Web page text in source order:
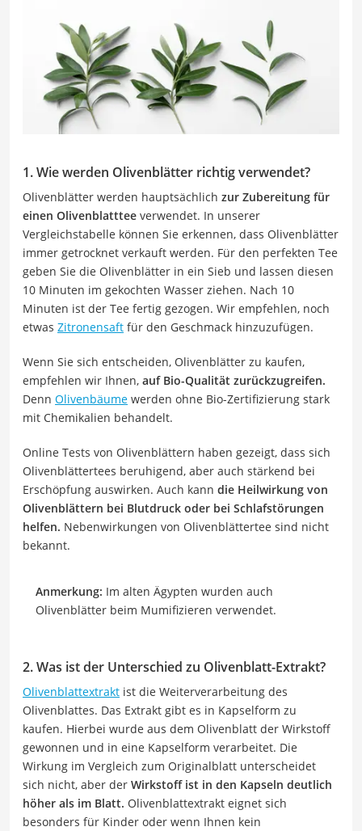
1. Wie werden Olivenblätter richtig verwendet?
Olivenblätter werden hauptsächlich zur Zubereitung für
einen Olivenblatttee verwendet. In unserer
Vergleichstabelle können Sie erkennen, dass Olivenblätter
immer getrocknet verkauft werden. Für den perfekten Tee
geben Sie die Olivenblätter in ein Sieb und lassen diesen
10 Minuten im gekochten Wasser ziehen. Nach 10
Minuten ist der Tee fertig gezogen. Wir empfehlen, noch
etwas Zitronensaft für den Geschmack hinzuzufügen.
Wenn Sie sich entscheiden, Olivenblätter zu kaufen,
empfehlen wir Ihnen, auf Bio-Qualität zurückzugreifen.
Denn Olivenbäume werden ohne Bio-Zertifizierung stark
mit Chemikalien behandelt.
Online Tests von Olivenblättern haben gezeigt, dass sich
Olivenblättertees beruhigend, aber auch stärkend bei
Erschöpfung auswirken. Auch kann die Heilwirkung von
Olivenblättern bei Blutdruck oder bei Schlafstörungen
helfen. Nebenwirkungen von Olivenblättertee sind nicht
bekannt.
Anmerkung: Im alten Ägypten wurden auch
Olivenblätter beim Mumifizieren verwendet.
2. Was ist der Unterschied zu Olivenblatt-Extrakt?
Olivenblattextrakt ist die Weiterverarbeitung des
Olivenblattes. Das Extrakt gibt es in Kapselform zu
kaufen. Hierbei wurde aus dem Olivenblatt der Wirkstoff
gewonnen und in eine Kapselform verarbeitet. Die
Wirkung im Vergleich zum Originalblatt unterscheidet
sich nicht, aber der Wirkstoff ist in den Kapseln deutlich
höher als im Blatt. Olivenblattextrakt eignet sich
besonders für Kinder oder wenn Ihnen kein